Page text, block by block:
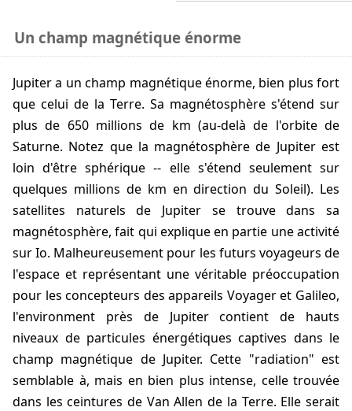
Un champ magnétique énorme
Jupiter a un champ magnétique énorme, bien plus fort
que celui de la Terre. Sa magnétosphère s'étend sur
plus de 650 millions de km (au-delà de l'orbite de
Saturne. Notez que la magnétosphère de Jupiter est
loin d'être sphérique -- elle s'étend seulement sur
quelques millions de km en direction du Soleil). Les
satellites naturels de Jupiter se trouve dans sa
magnétosphère, fait qui explique en partie une activité
sur Io. Malheureusement pour les futurs voyageurs de
l'espace et représentant une véritable préoccupation
pour les concepteurs des appareils Voyager et Galileo,
l'environment près de Jupiter contient de hauts
niveaux de particules énergétiques captives dans le
champ magnétique de Jupiter. Cette "radiation" est
semblable à, mais en bien plus intense, celle trouvée
dans les ceintures de Van Allen de la Terre. Elle serait